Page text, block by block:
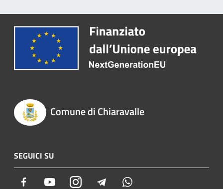
Comune di Chiaravalle
SEGUICI SU
Facebook YoutubeInstagram Telegram